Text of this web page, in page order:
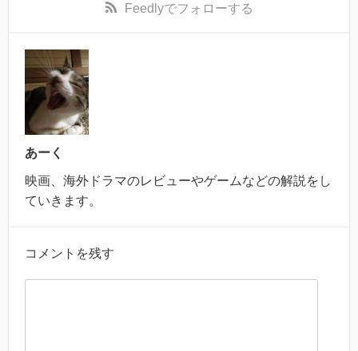
Feedlyでフォローする
あーく
映画、海外ドラマのレビューやゲームなどの解説をし
ていきます。
コメントを残す